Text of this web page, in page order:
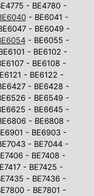
- BE4780 -
- BE6041 -
- BE6049 -
- BE6055 -
- BE6102 -
- BE6108 -
- BE6122 -
- BE6428 -
- BE6549 -
- BE6645 -
- BE6808 -
- BE6903 -
- BE7044 -
- BE7408 -
- BE7425 -
- BE7436 -
- BE7801 -